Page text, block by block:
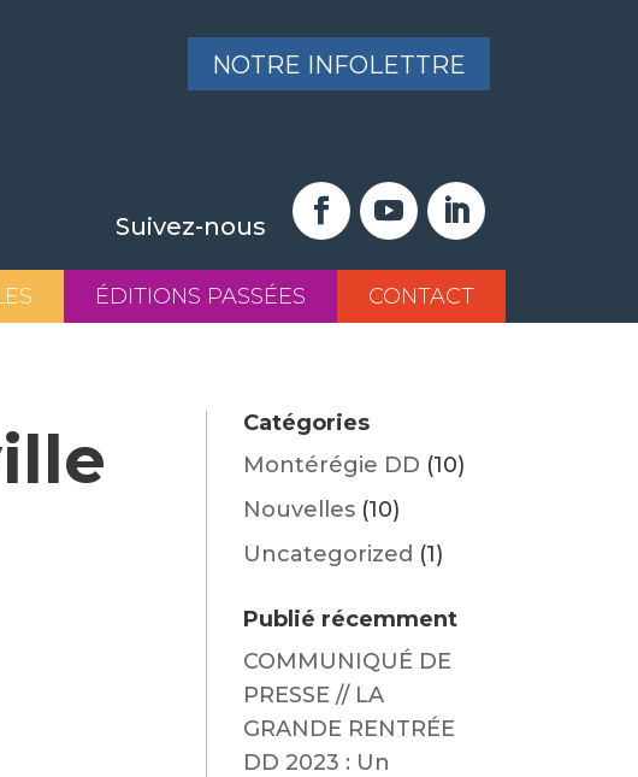
Suivez-nous
NOTRE INFOLETTRE
ÉDITIONS PASSÉES CONTACT
Catégories
Montérégie DD (10)
Nouvelles (10)
Uncategorized (1)
Publié récemment
COMMUNIQUÉ DE
PRESSE // LA
GRANDE RENTRÉE
DD 2023 : Un